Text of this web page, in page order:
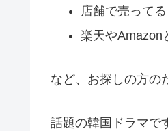
店舗で売ってる
楽天やAmazon
など、お探しの方の
話題の韓国ドラマで